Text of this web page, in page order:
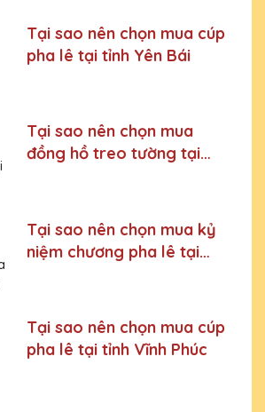
Tại sao nên chọn mua cúp
pha lê tại tỉnh Yên Bái
Tại sao nên chọn mua
đồng hồ treo tường tại
Tại sao nên chọn mua kỷ
niệm chương pha lê tại
Tại sao nên chọn mua cúp
pha lê tại tỉnh Vĩnh Phúc